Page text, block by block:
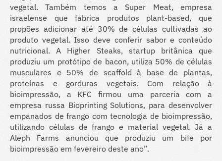
vegetal. Também temos a Super Meat, empresa
israelense que fabrica produtos plant-based, que
propões adicionar até 30% de células cultivadas ao
produto vegetal. Isso deve conferir sabor e conteúdo
nutricional. A Higher Steaks, startup britânica que
produziu um protótipo de bacon, utiliza 50% de células
musculares e 50% de scaffold à base de plantas,
proteínas e gorduras vegetais. Com relação à
bioimpressão, a KFC firmou uma parceria com a
empresa russa Bioprinting Solutions, para desenvolver
empanados de frango com tecnologia de bioimpressão,
utilizando células de frango e material vegetal. Já a
Aleph Farms anunciou que produziu um bife por
bioimpressão em fevereiro deste ano”.